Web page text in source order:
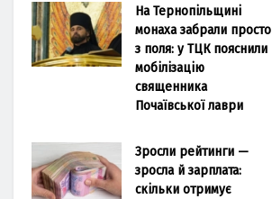
На Тернопільщині
монаха забрали просто
з поля: у ТЦК пояснили
мобілізацію
священника
Почаївської лаври
Зросли рейтинги —
зросла й зарплата:
скільки отримує